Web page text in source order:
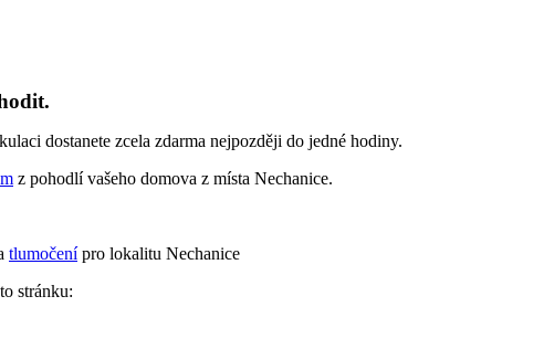
dostanete zcela zdarma nejpozději do jedné hodiny.
z pohodlí vašeho domova z místa Nechanice.
tlumočenípro lokalitu Nechanice
stránku: